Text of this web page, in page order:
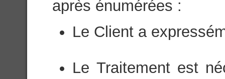
après énumérées :
Le Client a
Le Traitement est